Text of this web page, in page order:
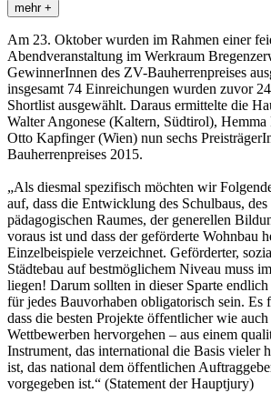
mehr +
Am 23. Oktober wurden im Rahmen einer
Abendveranstaltung im Werkraum
GewinnerInnen des ZV-Bauherrenpreises
insgesamt 74 Einreichungen wurden zuvor
Shortlist ausgewählt. Daraus ermittelte die
Walter Angonese (Kaltern, Südtirol), Hemma
Otto Kapfinger (Wien) nun sechs
Bauherrenpreises 2015.
„Als diesmal spezifisch möchten wir
auf, dass die Entwicklung des Schulbaus, des
pädagogischen Raumes, der generellen
voraus ist und dass der geförderte Wohnbau
Einzelbeispiele verzeichnet. Geförderter,
Städtebau auf bestmöglichem Niveau muss
liegen! Darum sollten in dieser Sparte
für jedes Bauvorhaben obligatorisch sein. Es
dass die besten Projekte öffentlicher wie
Wettbewerben hervorgehen – aus einem
Instrument, das international die Basis vieler
ist, das national dem öffentlichen
vorgegeben ist.“ (Statement der Hauptjury)